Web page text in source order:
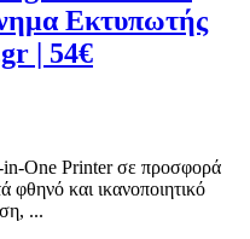
Εκτυπωτής
| 54€
One Printer σε προσφορά
και ικανοποιητικό
...